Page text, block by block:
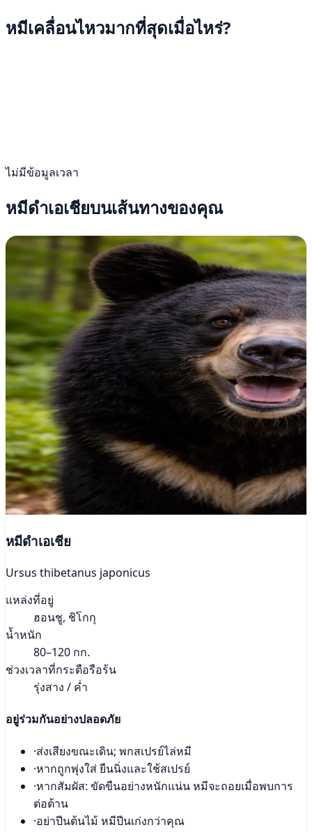
หมีเคลื่อนไหวมากที่สุดเมื่อไหร่?
ไม่มีข้อมูลเวลา
หมีดำเอเชียบนเส้นทางของคุณ
หมีดำเอเชีย
Ursus thibetanus japonicus
แหล่งที่อยู่
ฮอนชู, ชิโกกุ
น้ำหนัก
80–120 กก.
ช่วงเวลาที่กระตือรือร้น
รุ่งสาง / ค่ำ
อยู่ร่วมกันอย่างปลอดภัย
·ส่งเสียงขณะเดิน; พกสเปรย์ไล่หมี
·หากถูกพุ่งใส่ ยืนนิ่งและใช้สเปรย์
·หากสัมผัส: ขัดขืนอย่างหนักแน่น หมีจะถอยเมื่อพบการ
ต่อต้าน
·อย่าปีนต้นไม้ หมีปีนเก่งกว่าคุณ